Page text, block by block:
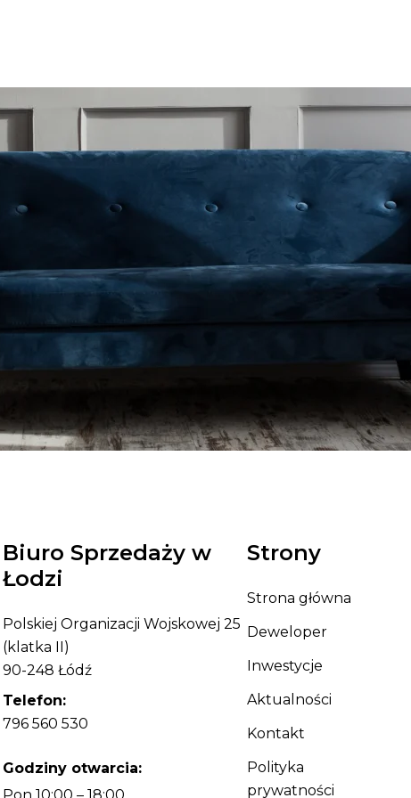
Biuro Sprzedaży w
Łodzi
Polskiej Organizacji Wojskowej 25
(klatka II)
90-248 Łódź
Telefon:
796 560 530
Godziny otwarcia:
Strony
Strona główna
Deweloper
Inwestycje
Aktualności
Kontakt
Polityka
prywatności